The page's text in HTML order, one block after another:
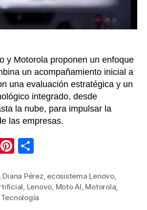
y Motorola proponen un enfoque
un acompañamiento inicial a
una evaluación estratégica y un
integrado, desde
la nube, para impulsar la
las empresas.
E
Pi
er
e
m
p
, Diana Pérez, ecosistema Lenovo,
, Lenovo, Moto AI, Motorola,
Tecnología